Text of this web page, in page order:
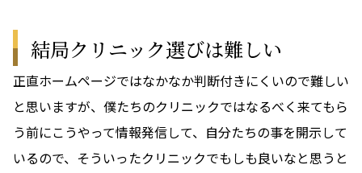
結局クリニック選びは難しい
正直ホームページではなかなか判断付きにくいので難しい
と思いますが、僕たちのクリニックではなるべく来てもら
う前にこうやって情報発信して、自分たちの事を開示して
いるので、そういったクリニックでもしも良いなと思うと